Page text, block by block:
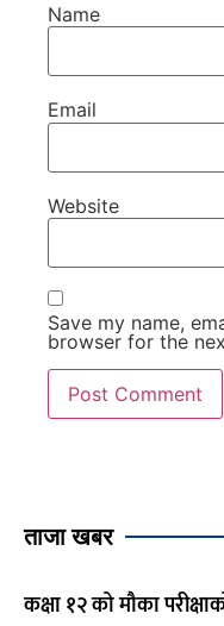
Name
Email
Website
Save my name,
browser for the
ताजा खबर
कक्षा १२ को मौका